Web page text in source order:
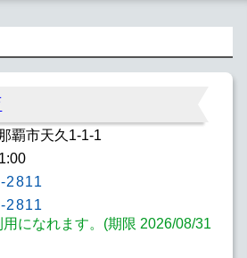
覇市天久1-1-1
2811
2811
になれます。(期限 2026/08/31